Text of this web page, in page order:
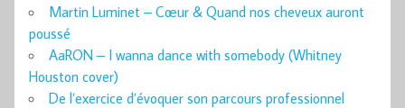
Martin Luminet – Cœur & Quand nos cheveux auront
poussé
AaRON – I wanna dance with somebody (Whitney
Houston cover)
De l’exercice d’évoquer son parcours professionnel